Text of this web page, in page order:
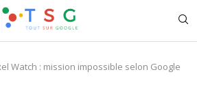
Watch : mission impossible selon Google